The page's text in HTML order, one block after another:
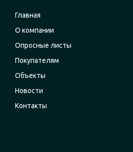
Главная
О компании
Опросные листы
Покупателям
Объекты
Новости
Контакты